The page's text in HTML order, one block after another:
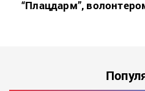
“Плацдарм”,